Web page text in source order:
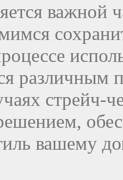
важной
различным
стрейч-
вашему